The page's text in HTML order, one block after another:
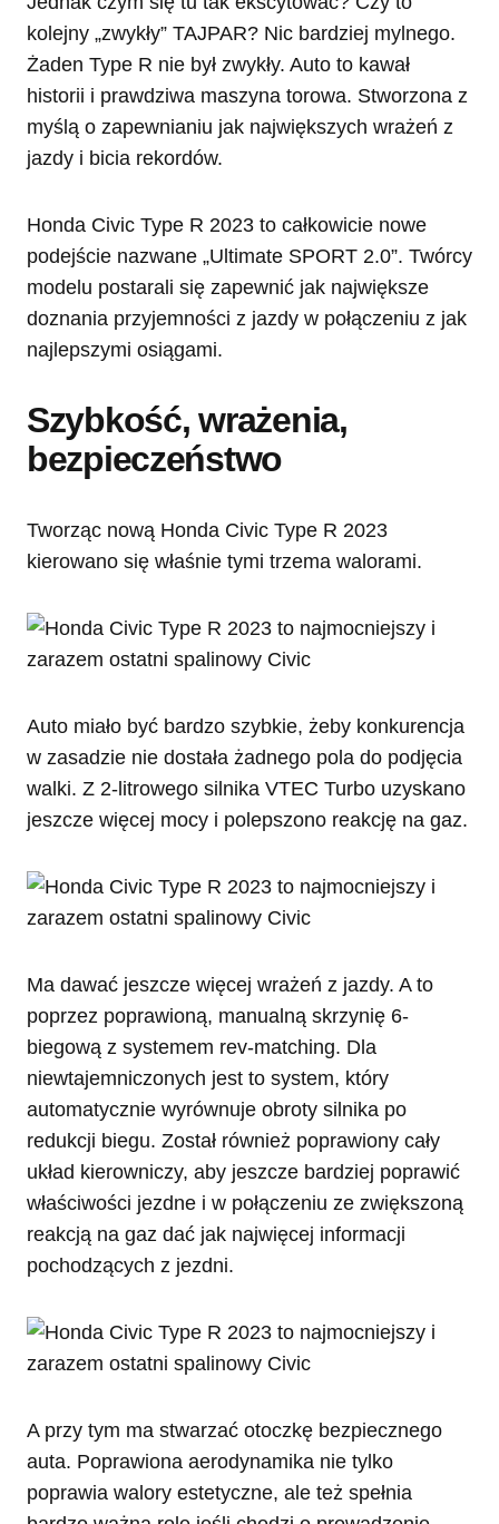
kolejny „zwykły” TAJPAR? Nic bardziej mylnego.
Żaden Type R nie był zwykły. Auto to kawał
historii i prawdziwa maszyna torowa. Stworzona z
myślą o zapewnianiu jak największych wrażeń z
jazdy i bicia rekordów.
Honda Civic Type R 2023 to całkowicie nowe
podejście nazwane „Ultimate SPORT 2.0”. Twórcy
modelu postarali się zapewnić jak największe
doznania przyjemności z jazdy w połączeniu z jak
najlepszymi osiągami.
Szybkość, wrażenia,
bezpieczeństwo
Tworząc nową Honda Civic Type R 2023
kierowano się właśnie tymi trzema walorami.
Auto miało być bardzo szybkie, żeby konkurencja
w zasadzie nie dostała żadnego pola do podjęcia
walki. Z 2-litrowego silnika VTEC Turbo uzyskano
jeszcze więcej mocy i polepszono reakcję na gaz.
Ma dawać jeszcze więcej wrażeń z jazdy. A to
poprzez poprawioną, manualną skrzynię 6-
biegową z systemem rev-matching. Dla
niewtajemniczonych jest to system, który
automatycznie wyrównuje obroty silnika po
redukcji biegu. Został również poprawiony cały
układ kierowniczy, aby jeszcze bardziej poprawić
właściwości jezdne i w połączeniu ze zwiększoną
reakcją na gaz dać jak najwięcej informacji
pochodzących z jezdni.
A przy tym ma stwarzać otoczkę bezpiecznego
auta. Poprawiona aerodynamika nie tylko
poprawia walory estetyczne, ale też spełnia